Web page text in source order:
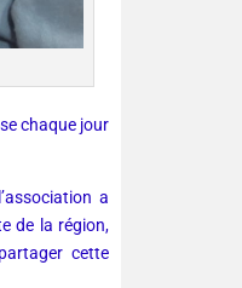
chaque jour
a
de la région,
cette